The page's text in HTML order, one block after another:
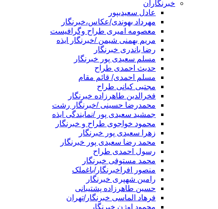
خبرنگاران
عادل سعیدیپور
مهرداد بهوندی/عکاس،خبرنگار
معصومه امیری طراح وگرافیست
مریم بهمنی شیمن /خبرنگار ایذه
رضا باندری خبرنگار
مسلم سعیدی پور خبرنگار
حدیث احمدی طراح
مسلم احمدی/ قائم مقام
مجتبی کیانی طراح
فخرالدین طاهرزاده خبرنگار
محمدرضا حسینی /خبرنگار رشت
جمشید سعیدی پور /نمایندگی ایذه
محمود خواجوی طراح و خبرنگار
زهرا سعیدی پور خبرنگار
محمد رضا سعیدی پور خبرنگار
رسول احمدی طراح
محمد مستوفی خبرنگار
منصور افراخبرنگار/باغملک
رامین شهپری خبرنگار
حسین طاهرزاده پشتیبانی
فرهاد الماسی خبرنگار/تهران
محمود اوژن خبرنگار